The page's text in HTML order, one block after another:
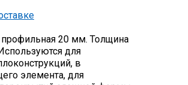
профильная 20 мм. Толщина
для
в
элемента, для